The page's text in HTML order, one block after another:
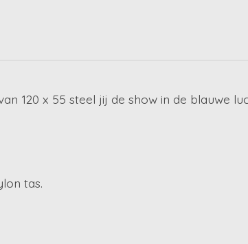
120 x 55 steel jij de show in de blauwe
tas.